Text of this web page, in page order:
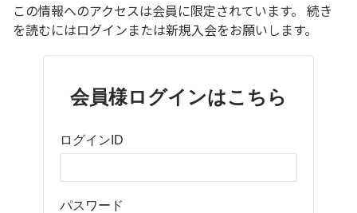
この情報へのアクセスは会員に限定されています。 続き
を読むにはログインまたは新規入会をお願いします。
会員様ログインはこちら
ログインID
パスワード